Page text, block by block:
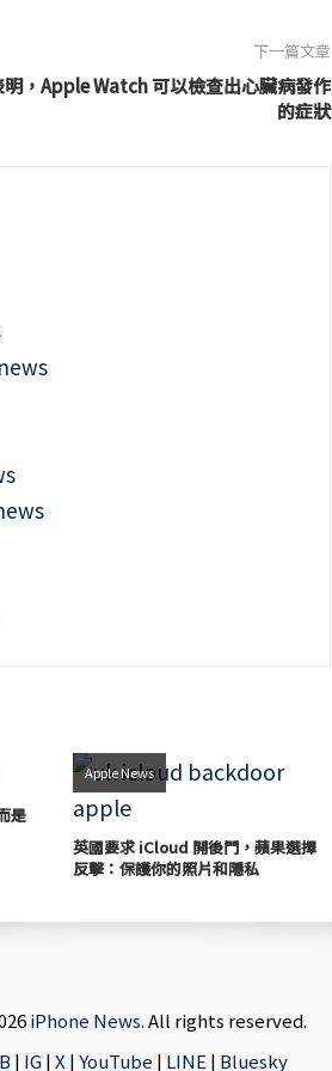
下一篇文章
明，Apple Watch 可以檢查出心臟病發作
的症狀
是
Apple News
英國要求 iCloud 開後門，蘋果選擇
反擊：保護你的照片和隱私
iPhone News. All rights reserved.
| IG|X |YouTube | LINE | Bluesky